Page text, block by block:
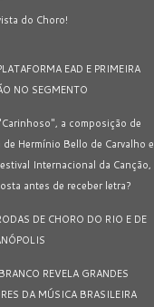
do Choro!
EAD E PRIMEIRA
NO SEGMENTO
a composição de
Hermínio Bello de Carvalho e
Internacional da Canção,
antes de receber letra?
DE CHORO DO RIO E DE
REVELA GRANDES
DA MÚSICA BRASILEIRA